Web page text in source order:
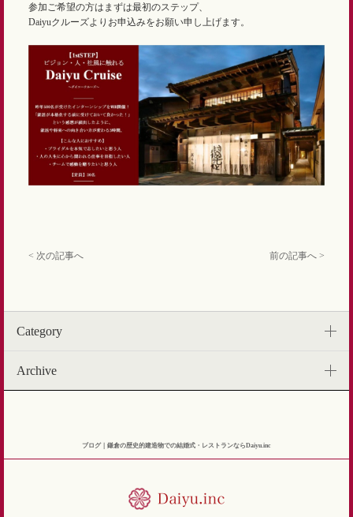
参加ご希望の方はまずは最初のステップ、
Daiyuクルーズよりお申込みをお願い申し上げます。
< 次の記事へ 前の記事へ >
Category
Archive
ブログ｜鎌倉の歴史的建造物での結婚式・レストランならDaiyu.inc